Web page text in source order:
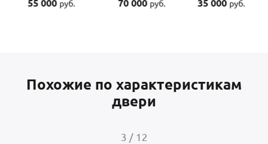
55 000руб. 70 000руб. 35 000руб.
Похожие по характеристикам
двери
4 / 12